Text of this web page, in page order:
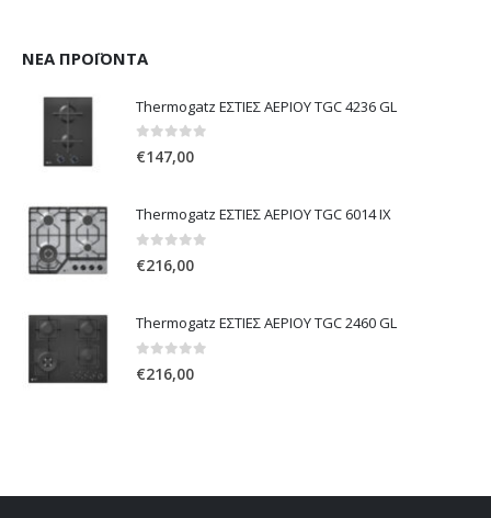
ΝΈΑ ΠΡΟΪΌΝΤΑ
Thermogatz ΕΣΤΙΕΣ ΑΕΡΙΟΥ TGC 4236 GL
0out of 5
€147,00
Thermogatz ΕΣΤΙΕΣ ΑΕΡΙΟΥ TGC 6014 IX
0out of 5
€216,00
Thermogatz ΕΣΤΙΕΣ ΑΕΡΙΟΥ TGC 2460 GL
€216,00